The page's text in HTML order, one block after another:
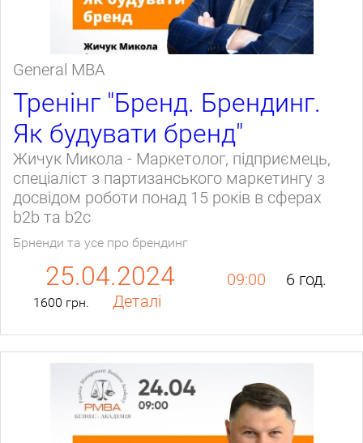
General МВА
Тренінг "Бренд. Брендинг.
Як будувати бренд"
Жичук Микола - Маркетолог, підприємець,
спеціаліст з партизанського маркетингу з
досвідом роботи понад 15 років в сферах
b2b та b2c
Брненди та усе про брендинг
25.04.2024 09:00 6 год.
1600 грн. Деталі